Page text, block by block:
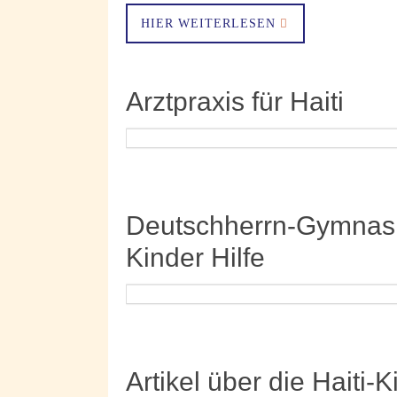
HIER WEITERLESEN
Arztpraxis für Haiti
Deutschherrn-
Kinder Hilfe
Artikel über die Haiti-